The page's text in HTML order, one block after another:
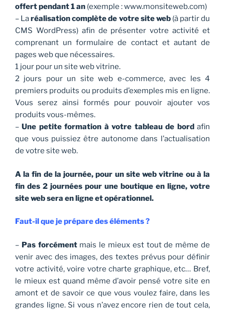
offert pendant 1 an (exemple : www.monsiteweb.com)
– Laréalisation complète de votre site web(à partir du
CMS WordPress) afin de présenter votre activité et
comprenant un formulaire de contact et autant de
pages web que nécessaires.
1 jour pour un site web vitrine.
2 jours pour un site web e-commerce, avec les 4
premiers produits ou produits d’exemples mis en ligne.
Vous serez ainsi formés pour pouvoir ajouter vos
produits vous-mêmes.
–Une petite formation à votre tableau de bordafin
que vous puissiez être autonome dans l’actualisation
de votre site web.
A la fin de la journée, pour un site web vitrine ou à la
fin des 2 journées pour une boutique en ligne, votre
site web sera en ligne et opérationnel.
Faut-il que je prépare des éléments ?
– Pas forcémentmais le mieux est tout de même de
venir avec des images, des textes prévus pour définir
votre activité, voire votre charte graphique, etc… Bref,
le mieux est quand même d’avoir pensé votre site en
amont et de savoir ce que vous voulez faire, dans les
grandes ligne. Si vous n’avez encore rien de tout cela,